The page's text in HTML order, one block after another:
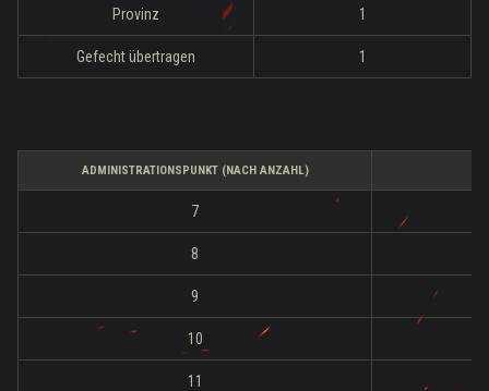
Provinz 1
Gefecht übertragen 1
ADMINISTRATIONSPUNKT (NACH ANZAHL)
7
8
9
10
11